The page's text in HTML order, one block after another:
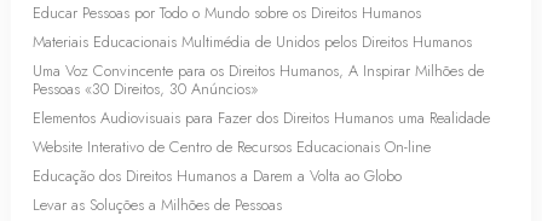
Educar Pessoas por Todo o Mundo sobre os Direitos Humanos
Materiais Educacionais Multimédia de Unidos pelos Direitos Humanos
Uma Voz Convincente para os Direitos Humanos, A Inspirar Milhões de
Pessoas «30 Direitos, 30 Anúncios»
Elementos Audiovisuais para Fazer dos Direitos Humanos uma Realidade
Website Interativo de Centro de Recursos Educacionais On-line
Educação dos Direitos Humanos a Darem a Volta ao Globo
Levar as Soluções a Milhões de Pessoas